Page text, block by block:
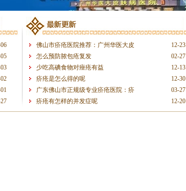
12-23
佛山市疥疮医院推荐：广州华医大皮
02-27
怎么预防脓包疮复发
12-13
少吃高碘食物对痤疮有益
12-30
疥疮是怎么得的呢
03-27
广东佛山市正规级专业疥疮医院：疥
12-20
疥疮有怎样的并发症呢